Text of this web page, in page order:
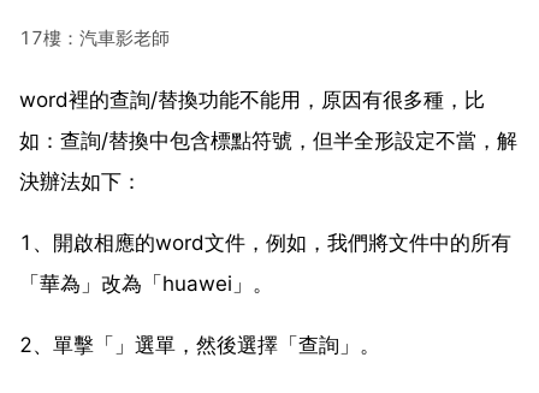
17樓：汽車影老師
word裡的查詢/替換功能不能用，原因有很多種，比
如：查詢/替換中包含標點符號，但半全形設定不當，解
決辦法如下：
1、開啟相應的word文件，例如，我們將文件中的所有
「華為」改為「huawei」。
2、單擊「」選單，然後選擇「查詢」。